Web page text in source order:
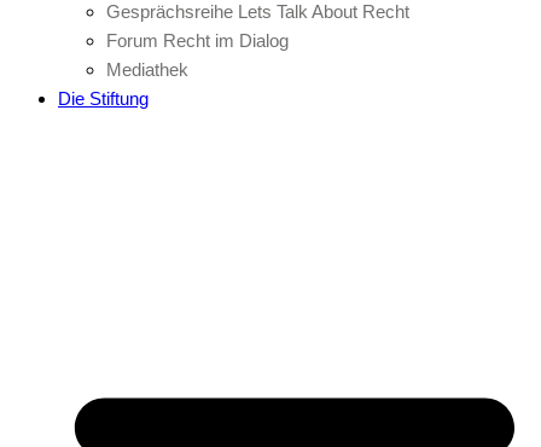
Gesprächsreihe Lets Talk About Recht
Forum Recht im Dialog
Mediathek
Die Stiftung